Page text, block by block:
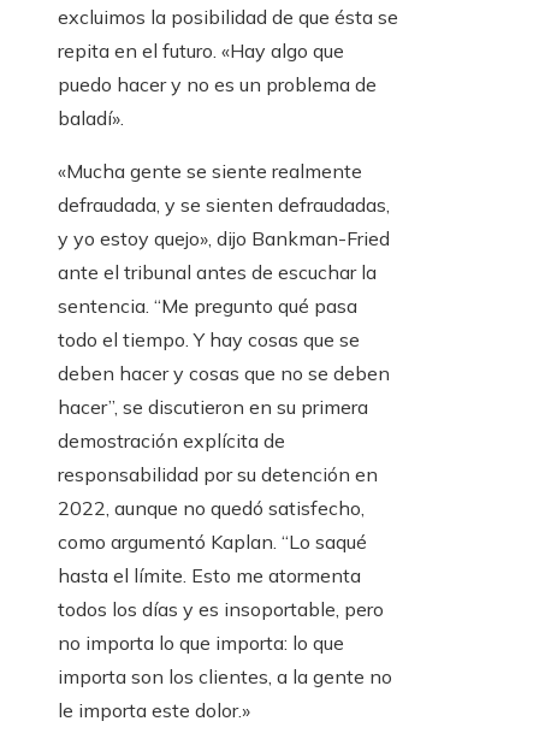
excluimos la posibilidad de que ésta se
repita en el futuro. «Hay algo que
puedo hacer y no es un problema de
baladí».
«Mucha gente se siente realmente
defraudada, y se sienten defraudadas,
y yo estoy quejo», dijo Bankman-Fried
ante el tribunal antes de escuchar la
sentencia. “Me pregunto qué pasa
todo el tiempo. Y hay cosas que se
deben hacer y cosas que no se deben
hacer”, se discutieron en su primera
demostración explícita de
responsabilidad por su detención en
2022, aunque no quedó satisfecho,
como argumentó Kaplan. “Lo saqué
hasta el límite. Esto me atormenta
todos los días y es insoportable, pero
no importa lo que importa: lo que
importa son los clientes, a la gente no
le importa este dolor.»